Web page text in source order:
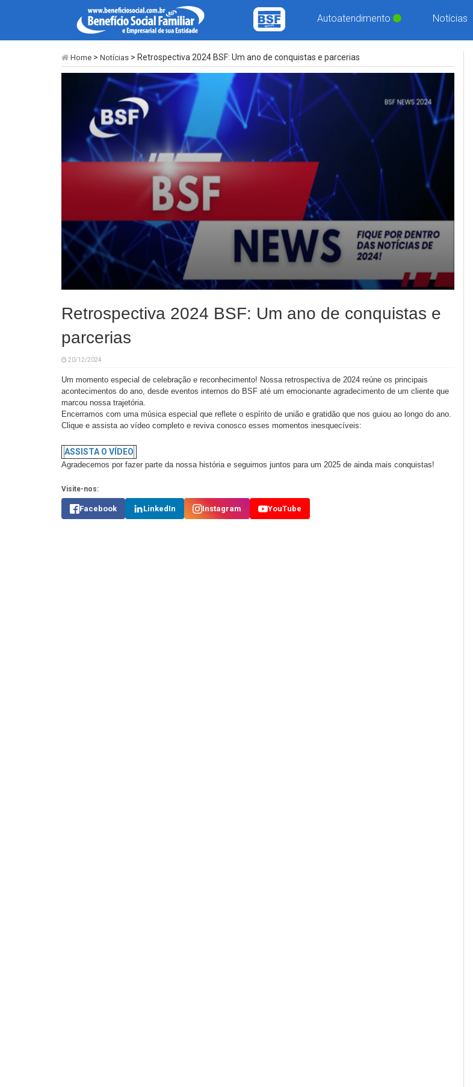
Autoatendimento Notícias
Home > Notícias > Retrospectiva 2024 BSF: Um ano de conquistas e parcerias
Retrospectiva 2024 BSF: Um ano de conquistas e
parcerias
20/12/2024
Um momento especial de celebração e reconhecimento! Nossa retrospectiva de 2024 reúne os principais
acontecimentos do ano, desde eventos internos do BSF até um emocionante agradecimento de um cliente que
marcou nossa trajetória.
Encerramos com uma música especial que reflete o espírito de união e gratidão que nos guiou ao longo do ano.
Clique e assista ao vídeo completo e reviva conosco esses momentos inesquecíveis:
ASSISTA O VÍDEO
Agradecemos por fazer parte da nossa história e seguimos juntos para um 2025 de ainda mais conquistas!
Visite-nos:
Facebook LinkedIn Instagram YouTube